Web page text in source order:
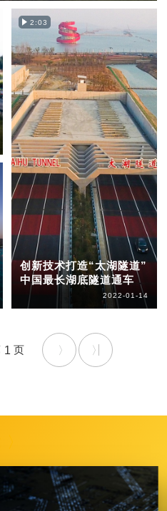
2:03
创新技术打造“太湖隧道”
中国最长湖底隧道通车
2022-01-14
1